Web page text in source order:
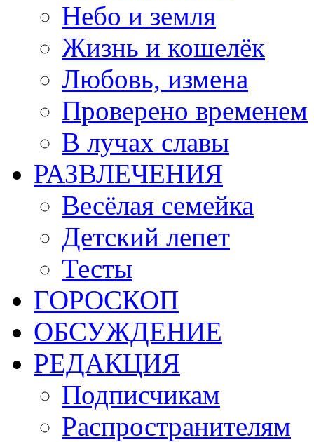
Небо и земля
Жизнь и кошелёк
Любовь, измена
Проверено временем
В лучах славы
РАЗВЛЕЧЕНИЯ
Весёлая семейка
Детский лепет
Тесты
ГОРОСКОП
ОБСУЖДЕНИЕ
РЕДАКЦИЯ
Подписчикам
Распространителям